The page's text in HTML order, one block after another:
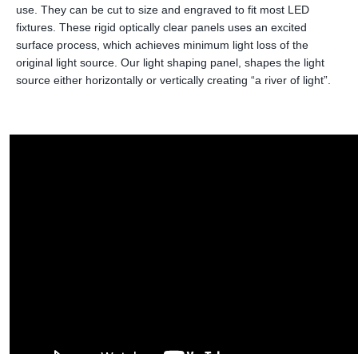
use. They can be cut to size and engraved to fit most LED
fixtures. These rigid optically clear panels uses an excited
surface process, which achieves minimum light loss of the
original light source. Our light shaping panel, shapes the light
source either horizontally or vertically creating “a river of light”.